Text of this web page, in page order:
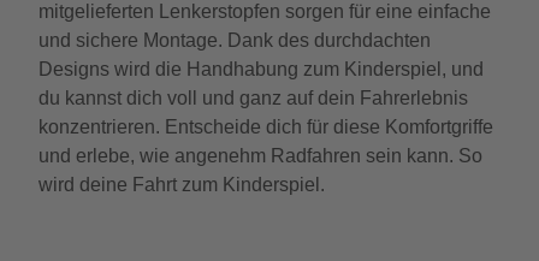
mitgelieferten Lenkerstopfen sorgen für eine einfache
und sichere Montage. Dank des durchdachten
Designs wird die Handhabung zum Kinderspiel, und
du kannst dich voll und ganz auf dein Fahrerlebnis
konzentrieren. Entscheide dich für diese Komfortgriffe
und erlebe, wie angenehm Radfahren sein kann. So
wird deine Fahrt zum Kinderspiel.